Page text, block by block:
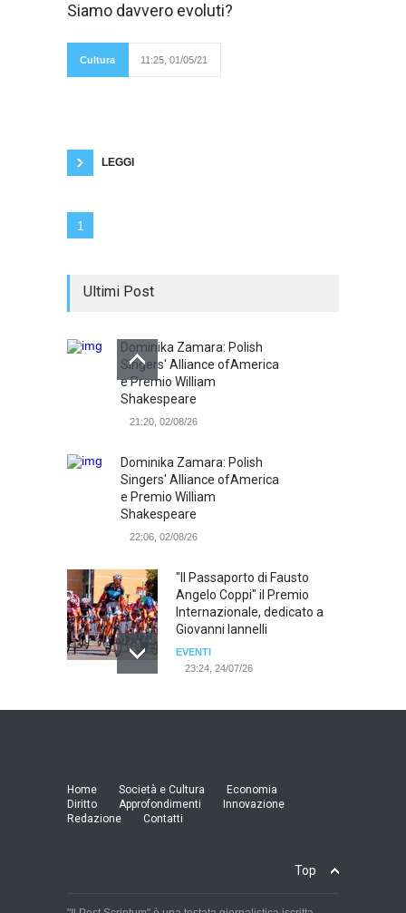
Siamo davvero evoluti?
Cultura 11:25, 01/05/21
LEGGI
1
Ultimi Post
Dominika Zamara: Polish
Singers' Alliance ofAmerica
e Premio William
Shakespeare
21:20, 02/08/26
Dominika Zamara: Polish
Singers' Alliance ofAmerica
e Premio William
Shakespeare
22:06, 02/08/26
"Il Passaporto di Fausto
Angelo Coppi" il Premio
Internazionale, dedicato a
Giovanni Iannelli
EVENTI
23:24, 24/07/26
RIMINI, PRIMO CONVEGNO
EVENTI
19:44, 24/07/26
accordo raggiunto tra
Sofia - Cervello” e le
Home Società e Cultura
Economia
Diritto
Approfondimenti
Innovazione
Redazione
Contatti
Top